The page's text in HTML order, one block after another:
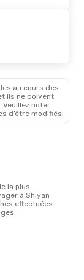
au cours des
ils ne doivent
noter
d’être modifiés.
à Shiyan
effectuées